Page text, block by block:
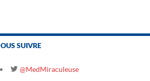
SUIVRE
@MedMiraculeuse